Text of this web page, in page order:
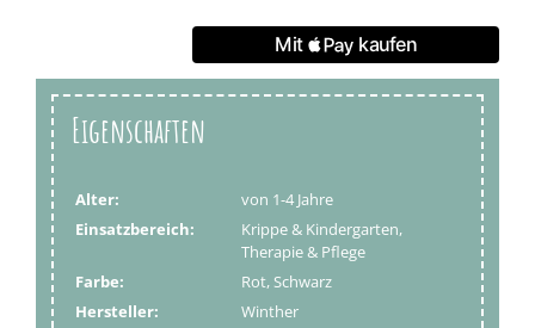
Eigenschaften
Alter:
von 1-4 Jahre
Einsatzbereich:
Krippe & Kindergarten,
Therapie & Pflege
Farbe:
Rot, Schwarz
Hersteller:
Winther